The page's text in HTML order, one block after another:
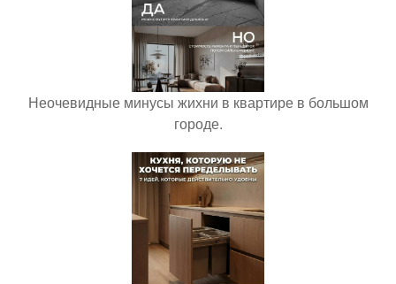
Неочевидные минусы жихни в квартире в большом
городе.